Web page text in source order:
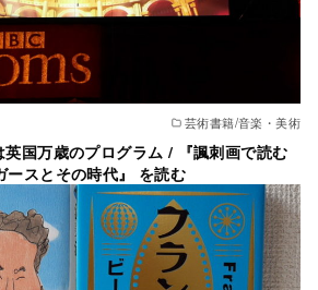
芸術書籍/音楽・美術
国万歳のプログラム / 『諷刺画で読む
ースとその時代』 を読む